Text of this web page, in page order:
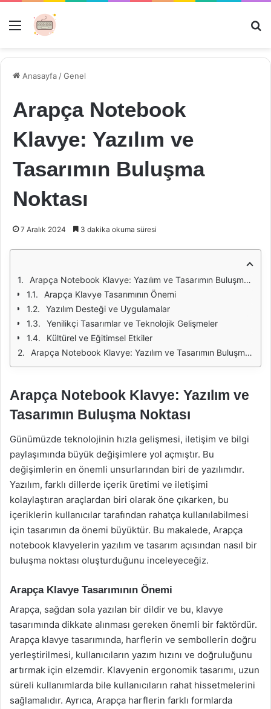
Menü
Anasayfa /Genel
Arapça Notebook
Klavye: Yazılım ve
Tasarımın Buluşma
Noktası
7 Aralık 2024 3 dakika okuma süresi
Arapça Notebook Klavye: Yazılım ve Tasarımın Buluşma Noktası
Arapça Klavye Tasarımının Önemi
Yazılım Desteği ve Uygulamalar
Yenilikçi Tasarımlar ve Teknolojik Gelişmeler
Kültürel ve Eğitimsel Etkiler
Arapça Notebook Klavye: Yazılım ve Tasarımın Buluşma Noktası
Arapça Notebook Klavye: Yazılım ve
Tasarımın Buluşma Noktası
Günümüzde teknolojinin hızla gelişmesi, iletişim ve bilgi
paylaşımında büyük değişimlere yol açmıştır. Bu
değişimlerin en önemli unsurlarından biri de yazılımdır.
Yazılım, farklı dillerde içerik üretimi ve iletişimi
kolaylaştıran araçlardan biri olarak öne çıkarken, bu
içeriklerin kullanıcılar tarafından rahatça kullanılabilmesi
için tasarımın da önemi büyüktür. Bu makalede, Arapça
notebook klavyelerin yazılım ve tasarım açısından nasıl bir
buluşma noktası oluşturduğunu inceleyeceğiz.
Arapça Klavye Tasarımının Önemi
Arapça, sağdan sola yazılan bir dildir ve bu, klavye
tasarımında dikkate alınması gereken önemli bir faktördür.
Arapça klavye tasarımında, harflerin ve sembollerin doğru
yerleştirilmesi, kullanıcıların yazım hızını ve doğruluğunu
artırmak için elzemdir. Klavyenin ergonomik tasarımı, uzun
süreli kullanımlarda bile kullanıcıların rahat hissetmelerini
sağlamalıdır. Ayrıca, Arapça harflerin farklı formlarda